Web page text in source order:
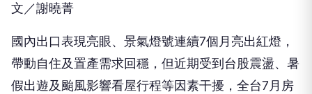
文／謝曉菁
國內出口表現亮眼、景氣燈號連續7個月亮出紅燈，
帶動自住及置產需求回穩，但近期受到台股震盪、暑
假出遊及颱風影響看屋行程等因素干擾，全台7月房